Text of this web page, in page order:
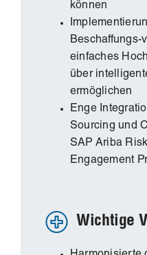
können
Beschaffungs-
einfaches
über
ermöglichen
Enge
Sourcing und
SAP Ariba
Engagement
Wichtige